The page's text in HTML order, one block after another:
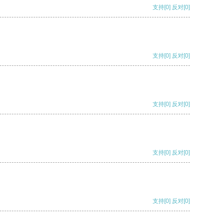
支持[0] 反对[0]
支持[0] 反对[0]
支持[0] 反对[0]
支持[0] 反对[0]
支持[0] 反对[0]